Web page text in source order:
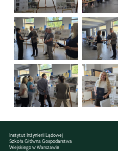
Instytut Inżynierii Lądowej
Szkoła Główna Gospodarstwa
Wiejskiego w Warszawie